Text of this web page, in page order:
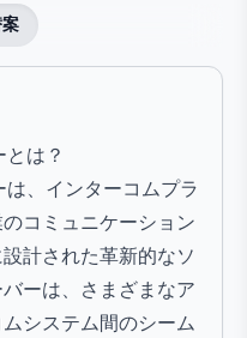
は？
、インターコムプラ
コミュニケーション
計された革新的なソ
ーは、さまざまなア
システム間のシーム